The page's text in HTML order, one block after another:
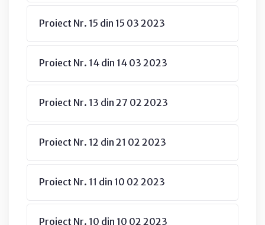
Proiect Nr. 15 din 15 03 2023
Proiect Nr. 14 din 14 03 2023
Proiect Nr. 13 din 27 02 2023
Proiect Nr. 12 din 21 02 2023
Proiect Nr. 11 din 10 02 2023
Proiect Nr. 10 din 10 02 2023